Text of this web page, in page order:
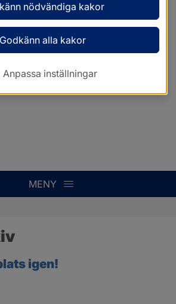
MENY
igen!
nödvändiga kakor
Godkänn alla kakor
Anpassa inställningar